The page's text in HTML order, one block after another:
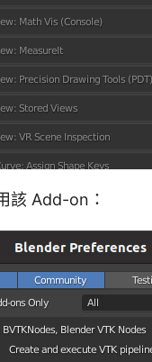
該 Add-on：